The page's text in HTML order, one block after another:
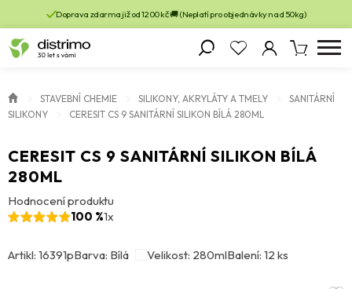
Doprava zdarma již od 1200 kč 🚚 (Neplatí pro objednávky nad 50kg)
STAVEBNÍ CHEMIE SILIKONY, AKRYLÁTY A TMELY
SANITÁRNÍ
SILIKONY
CERESIT CS 9 SANITÁRNÍ SILIKON BÍLÁ 280ML
CERESIT CS 9 SANITÁRNÍ SILIKON BÍLÁ
280ML
Hodnocení produktu
100 %1x
Artikl: 16391pBarva: Bílá Velikost: 280mlBalení: 12 ks